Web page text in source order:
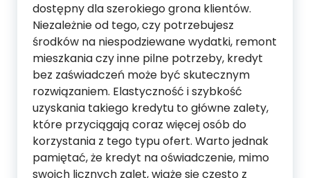
dostępny dla szerokiego grona klientów.
Niezależnie od tego, czy potrzebujesz
środków na niespodziewane wydatki, remont
mieszkania czy inne pilne potrzeby, kredyt
bez zaświadczeń może być skutecznym
rozwiązaniem. Elastyczność i szybkość
uzyskania takiego kredytu to główne zalety,
które przyciągają coraz więcej osób do
korzystania z tego typu ofert. Warto jednak
pamiętać, że kredyt na oświadczenie, mimo
swoich licznych zalet, wiąże się często z